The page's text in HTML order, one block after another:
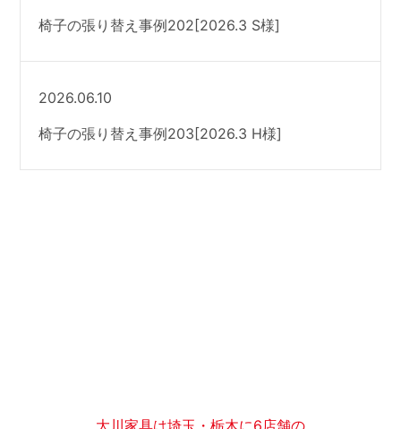
椅子の張り替え事例202[2026.3 S様]
2026.06.10
椅子の張り替え事例203[2026.3 H様]